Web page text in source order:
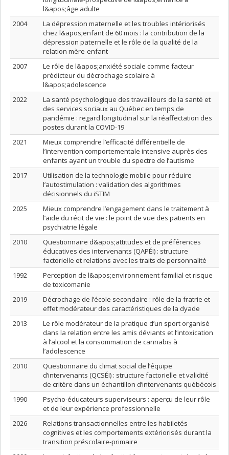
l&apos;âge adulte
2004
La dépression maternelle et les troubles intériorisés
chez l&apos;enfant de 60 mois : la contribution de la
dépression paternelle et le rôle de la qualité de la
relation mère-enfant
2007
Le rôle de l&apos;anxiété sociale comme facteur
prédicteur du décrochage scolaire à
l&apos;adolescence
2022
La santé psychologique des travailleurs de la santé et
des services sociaux au Québec en temps de
pandémie : regard longitudinal sur la réaffectation des
postes durant la COVID-19
2021
Mieux comprendre l’efficacité différentielle de
l’intervention comportementale intensive auprès des
enfants ayant un trouble du spectre de l’autisme
2017
Utilisation de la technologie mobile pour réduire
l’autostimulation : validation des algorithmes
décisionnels du iSTIM
2025
Mieux comprendre l’engagement dans le traitement à
l’aide du récit de vie : le point de vue des patients en
psychiatrie légale
2010
Questionnaire d&apos;attitudes et de préférences
éducatives des intervenants (QAPÉI) : structure
factorielle et relations avec les traits de personnalité
1992
Perception de l&apos;environnement familial et risque
de toxicomanie
2019
Décrochage de l’école secondaire : rôle de la fratrie et
effet modérateur des caractéristiques de la dyade
2013
Le rôle modérateur de la pratique d’un sport organisé
dans la relation entre les amis déviants et l’intoxication
à l’alcool et la consommation de cannabis à
l’adolescence
2010
Questionnaire du climat social de l’équipe
d’intervenants (QCSÉI) : structure factorielle et validité
de critère dans un échantillon d’intervenants québécois
1990
Psycho-éducateurs superviseurs : aperçu de leur rôle
et de leur expérience professionnelle
2026
Relations transactionnelles entre les habiletés
cognitives et les comportements extériorisés durant la
transition préscolaire-primaire